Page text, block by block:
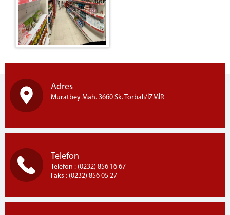
PERSONEL KALEMİ-MUTEMET
İNFAZ KALEMİ
EĞİTİM BİRİMİ
SAĞLIK BİRİMİ
İNFAZ KORUMA BAŞMEMURLUĞU
İLETİŞİM
Adres
Muratbey Mah. 3660 Sk. Torbalı/İZMİR
Telefon
Telefon : (0232) 856 16 67
Faks : (0232) 856 05 27